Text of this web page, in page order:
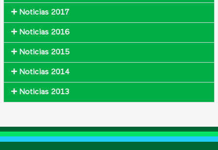
Noticias 2017
Noticias 2016
Noticias 2015
Noticias 2014
Noticias 2013